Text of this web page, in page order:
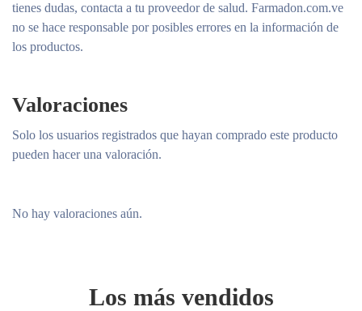
tienes dudas, contacta a tu proveedor de salud. Farmadon.com.ve
no se hace responsable por posibles errores en la información de
los productos.
Valoraciones
No hay valoraciones aún.
Solo los usuarios registrados que hayan comprado este producto
pueden hacer una valoración.
Los más vendidos